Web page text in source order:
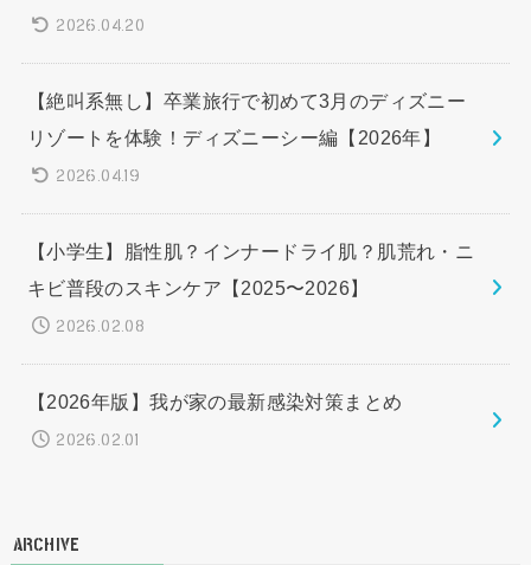
2026.04.20
【絶叫系無し】卒業旅行で初めて3月のディズニー
リゾートを体験！ディズニーシー編【2026年】
2026.04.19
【小学生】脂性肌？インナードライ肌？肌荒れ・ニ
キビ普段のスキンケア【2025〜2026】
2026.02.08
【2026年版】我が家の最新感染対策まとめ
2026.02.01
ARCHIVE